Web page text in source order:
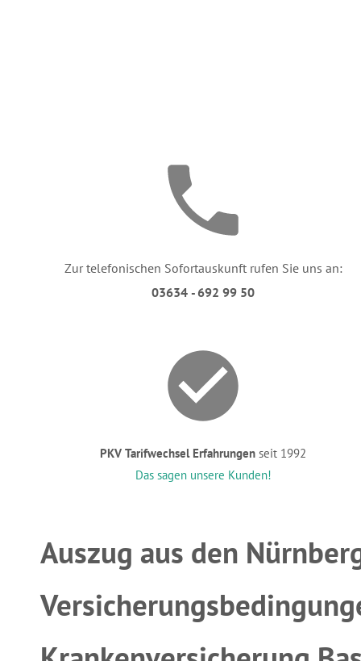
Zur telefonischen Sofortauskunft rufen Sie uns an:
03634 - 692 99 50
PKV Tarifwechsel Erfahrungen seit 1992
Das sagen unsere Kunden!
Auszug aus den